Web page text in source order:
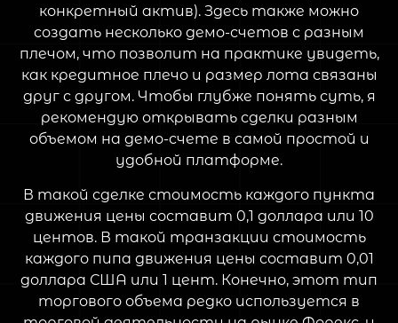
конкретный актив). Здесь также можно
создать несколько демо-счетов с разным
плечом, что позволит на практике увидеть,
как кредитное плечо и размер лота связаны
друг с другом. Чтобы глубже понять суть, я
рекомендую открывать сделки разным
объемом на демо-счете в самой простой и
удобной платформе.
В такой сделке стоимость каждого пункта
движения цены составит 0,1 доллара или 10
центов. В такой транзакции стоимость
каждого пипа движения цены составит 0,01
доллара США или 1 цент. Конечно, этот тип
торгового объема редко используется в